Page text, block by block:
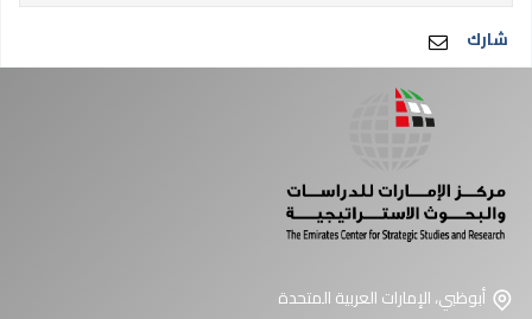
شارك
أبوظبي، الإمارات العربية المتحدة